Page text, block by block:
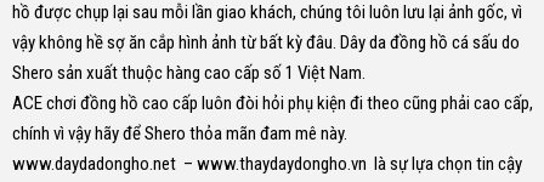
hồ được chụp lại sau mỗi lần giao khách, chúng tôi luôn lưu lại ảnh gốc, vì
vậy không hề sợ ăn cắp hình ảnh từ bất kỳ đâu. Dây da đồng hồ cá sấu do
Shero sản xuất thuộc hàng cao cấp số 1 Việt Nam.
ACE chơi đồng hồ cao cấp luôn đòi hỏi phụ kiện đi theo cũng phải cao cấp,
chính vì vậy hãy để Shero thỏa mãn đam mê này.
www.daydadongho.net – www.thaydaydongho.vn là sự lựa chọn tin cậy